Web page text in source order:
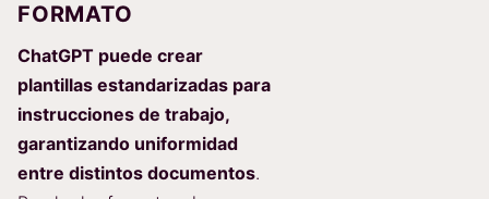
FORMATO
ChatGPT puede crear
plantillas estandarizadas para
instrucciones de trabajo,
garantizando uniformidad
entre distintos documentos.